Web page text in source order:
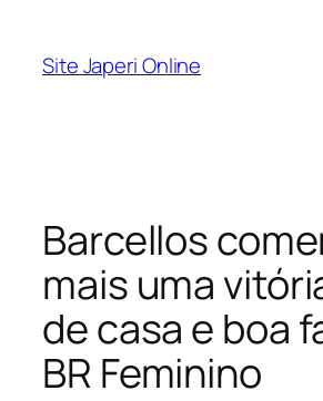
Site Japeri Online
Barcellos
mais uma
de casa e boa
BR Feminino